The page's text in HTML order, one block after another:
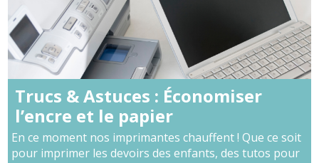
Trucs & Astuces : Économiser
l’encre et le papier
En ce moment nos imprimantes chauffent ! Que ce soit
pour imprimer les devoirs des enfants, des tutos pour